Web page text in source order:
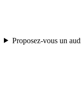
Proposez-vous un